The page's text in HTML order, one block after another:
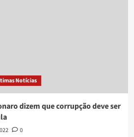
Notícias
dizem que corrupção deve ser
0